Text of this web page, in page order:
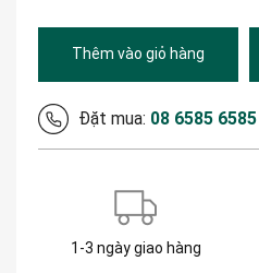
Thêm vào giỏ hàng
Đặt mua: 08 6585 6585
1-3 ngày giao hàng